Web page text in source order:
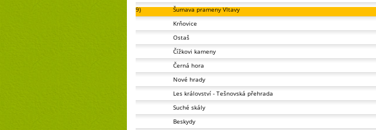
9)
Šumava prameny Vltavy
Krňovice
Ostaš
Čížkovi kameny
Černá hora
Nové hrady
Les království - Tešnovská přehrada
Suché skály
Beskydy